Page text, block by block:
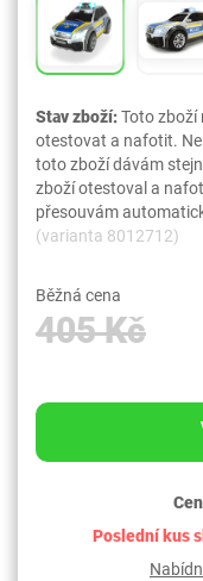
Stav zboží:Toto zboží
otestovat a nafotit.
toto zboží dávám
zboží otestoval a
přesouvám
(varianta 8012712)
Běžná cena
405 Kč
Poslední kus